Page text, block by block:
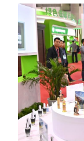
台湾
科技
文化
访谈
法律
食品